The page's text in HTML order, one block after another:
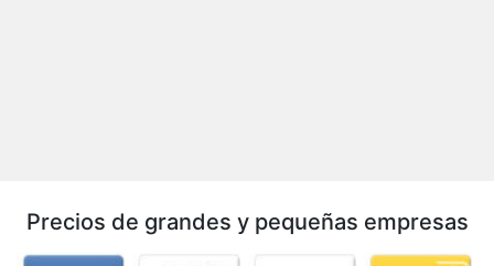
Precios de grandes y pequeñas empresas